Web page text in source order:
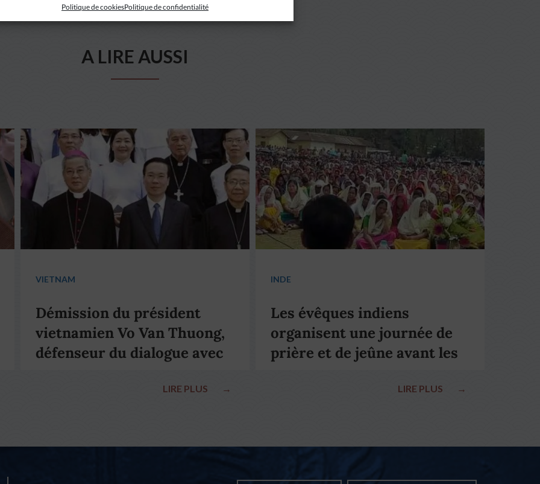
Politique de cookiesPolitique de confidentialité
A LIRE AUSSI
VIETNAM
Démission du président
vietnamien Vo Van Thuong,
défenseur du dialogue avec
LIRE PLUS →
INDE
Les évêques indiens
organisent une journée de
prière et de jeûne avant les
LIRE PLUS →